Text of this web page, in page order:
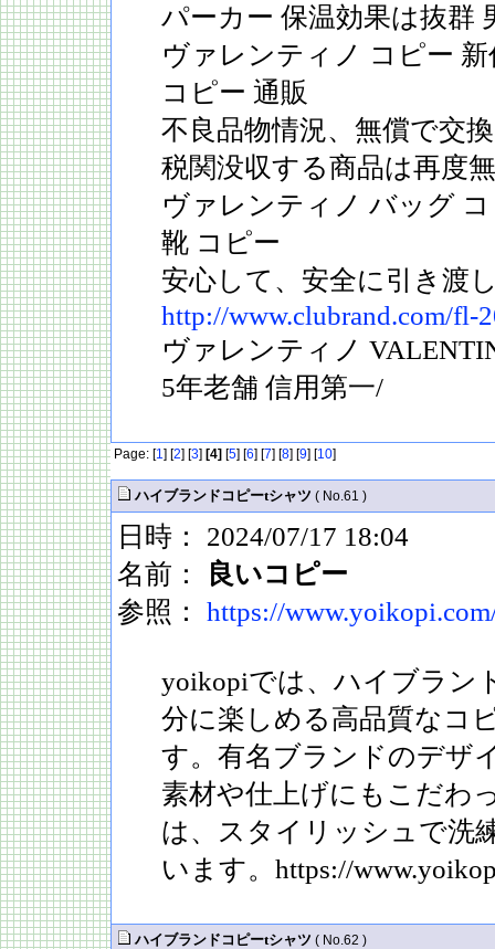
パーカー 保温効果は抜群
ヴァレンティノ コピー
コピー 通販
不良品物情況、無償で交
税関没収する商品は再度
ヴァレンティノ バッグ
靴 コピー
安心して、安全に引き渡
http://www.clubrand.com/fl-
ヴァレンティノ
5年老舗 信用第一/
Page: [1] [2] [3] [4] [5] [6] [7] [8] [9] [10]
ハイブランドコピーtシャツ ( No.61 )
日時： 2024/07/17 18:04
名前：
良いコピー
参照： https://
yoikopiでは、ハイブラン
分に楽しめる高品質なコ
す。有名ブランドのデザ
素材や仕上げにもこだわ
は、スタイリッシュで洗
います。https://
ハイブランドコピーtシャツ ( No.62 )